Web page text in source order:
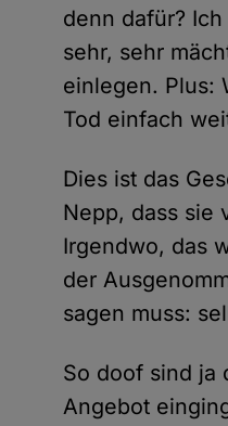
denn dafür?
sehr, sehr
einlegen. Plus:
Tod einfach
Dies ist das
Nepp, dass sie
Irgendwo, das
der
sagen muss:
So doof sind ja
Angebot